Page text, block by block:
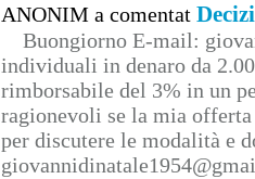
ANONIM a comentat
Buongiorno E-mail:
individuali in denaro da
rimborsabile del 3% in un
ragionevoli se la mia
per discutere le modalità e